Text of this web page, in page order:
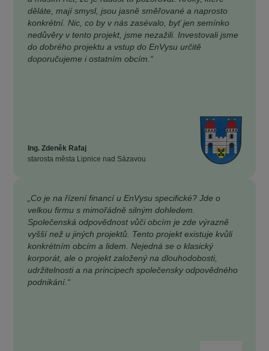
děláte, mají smysl, jsou jasně směřované a naprosto
konkrétní. Nic, co by v nás zasévalo, byť jen semínko
nedůvěry v tento projekt, jsme nezažili. Investovali jsme
do dobrého projektu a vstup do EnVysu určitě
doporučujeme i ostatním obcím.“
Ing. Zdeněk Rafaj
starosta města Lipnice nad Sázavou
„Co je na řízení financí u EnVysu specifické? Jde o
velkou firmu s mimořádně silným dohledem.
Společenská odpovědnost vůči obcím je zde výrazně
vyšší než u jiných projektů. Tento projekt existuje kvůli
konkrétním obcím a lidem. Nejedná se o klasický
korporát, ale o projekt založený na dlouhodobosti,
udržitelnosti a na principech společensky odpovědného
podnikání.“